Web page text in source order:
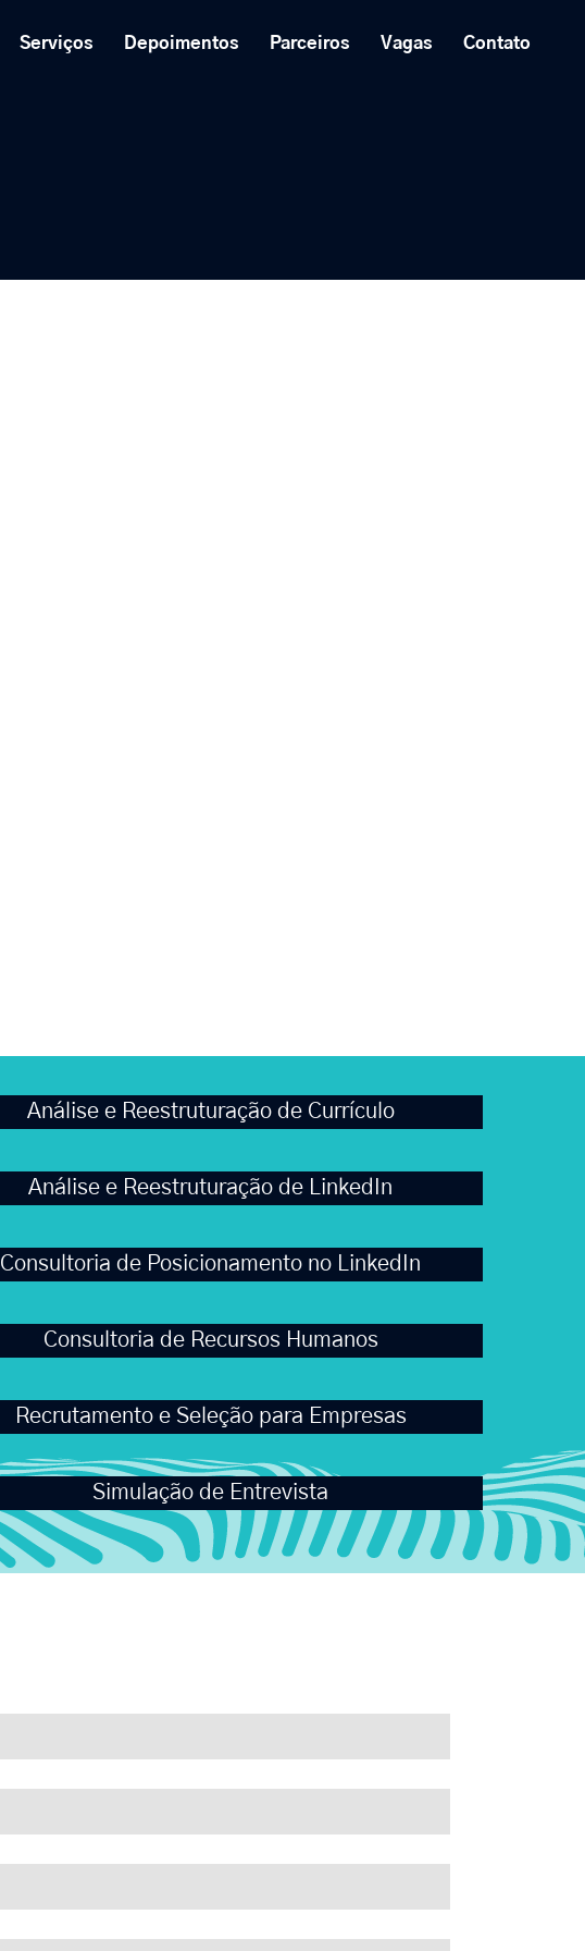
Serviços Depoimentos Parceiros Vagas Contato
Análise e Reestruturação de Currículo
Análise e Reestruturação de LinkedIn
Consultoria de Posicionamento no LinkedIn
Consultoria de Recursos Humanos
Recrutamento e Seleção para Empresas
Simulação de Entrevista